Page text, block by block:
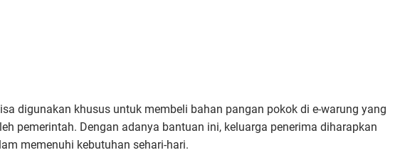
digunakan khusus untuk membeli bahan pangan pokok di e-warung yang
pemerintah. Dengan adanya bantuan ini, keluarga penerima diharapkan
memenuhi kebutuhan sehari-hari.